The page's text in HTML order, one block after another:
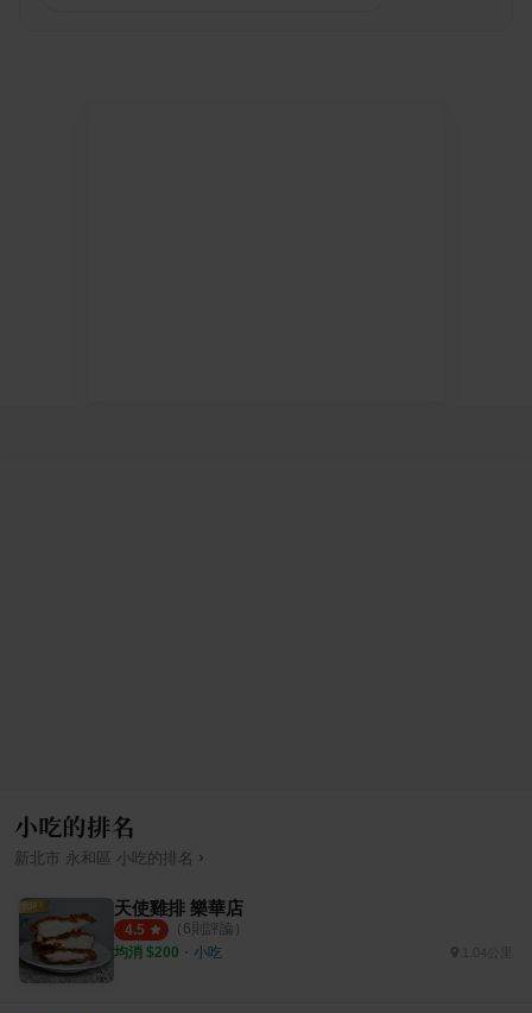
小吃的排名
新北市 永和區 小吃 的排名 ›
天使雞排 樂華店
4.5 （ 6則評論）
均消 $200 ・ 小吃 1.04公里